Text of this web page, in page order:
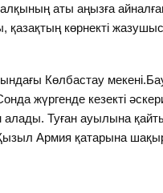
аты аңызға
қазақтың көрнекті
Көлбастау
жүргенде кезекті
Туған ауылына
Армия қатарына